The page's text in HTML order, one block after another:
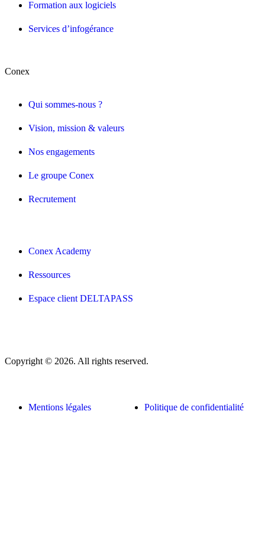
Formation aux logiciels
Services d’infogérance
Conex
Qui sommes-nous ?
Vision, mission & valeurs
Nos engagements
Le groupe Conex
Recrutement
Conex Academy
Ressources
Espace client DELTAPASS
Copyright © 2026. All rights reserved.
Mentions légales Politique de confidentialité